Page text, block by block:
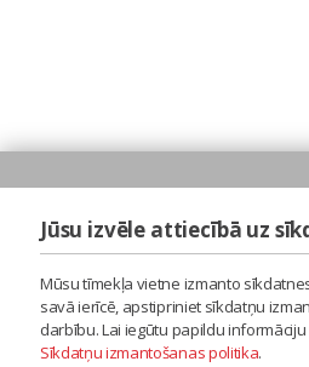
Jūsu izvēle attiecībā uz
Mūsu tīmekļa vietne izmanto
savā ierīcē, apstipriniet sīkdatņu
darbību. Lai iegūtu papildu
Sīkdatņu izmantošanas politika.